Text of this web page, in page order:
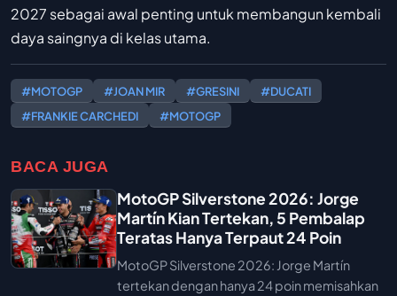
2027 sebagai awal penting untuk membangun kembali
daya saingnya di kelas utama.
#MOTOGP #JOAN MIR #GRESINI
#DUCATI
#FRANKIE CARCHEDI
#MOTOGP
BACA JUGA
MotoGP Silverstone 2026: Jorge
Martín Kian Tertekan, 5 Pembalap
Teratas Hanya Terpaut 24 Poin
MotoGP Silverstone 2026: Jorge Martín
tertekan dengan hanya 24 poin memisahkan